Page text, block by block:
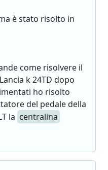
è stato risolto in
come risolvere il
k 24TD dopo
ho risolto
del pedale della
la centralina